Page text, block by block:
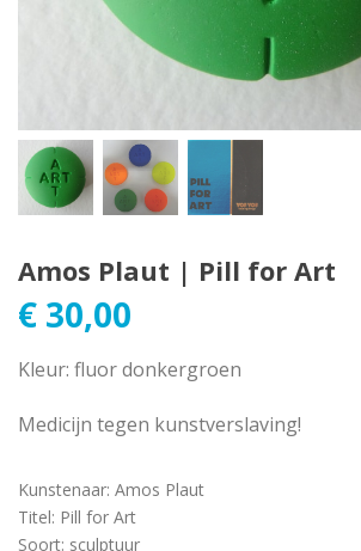
Amos Plaut | Pill for Art
€ 30,00
Kleur: fluor donkergroen
Medicijn tegen kunstverslaving!
Kunstenaar: Amos Plaut
Titel: Pill for Art
Soort: sculptuur